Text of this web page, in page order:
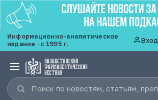
Информационно-аналитическое
издание · с 1995 г.
Вход